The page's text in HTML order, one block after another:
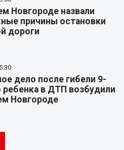
Новгороде назвали
причины остановки
дороги
дело после гибели 9-
ребенка в ДТП возбудили
Новгороде